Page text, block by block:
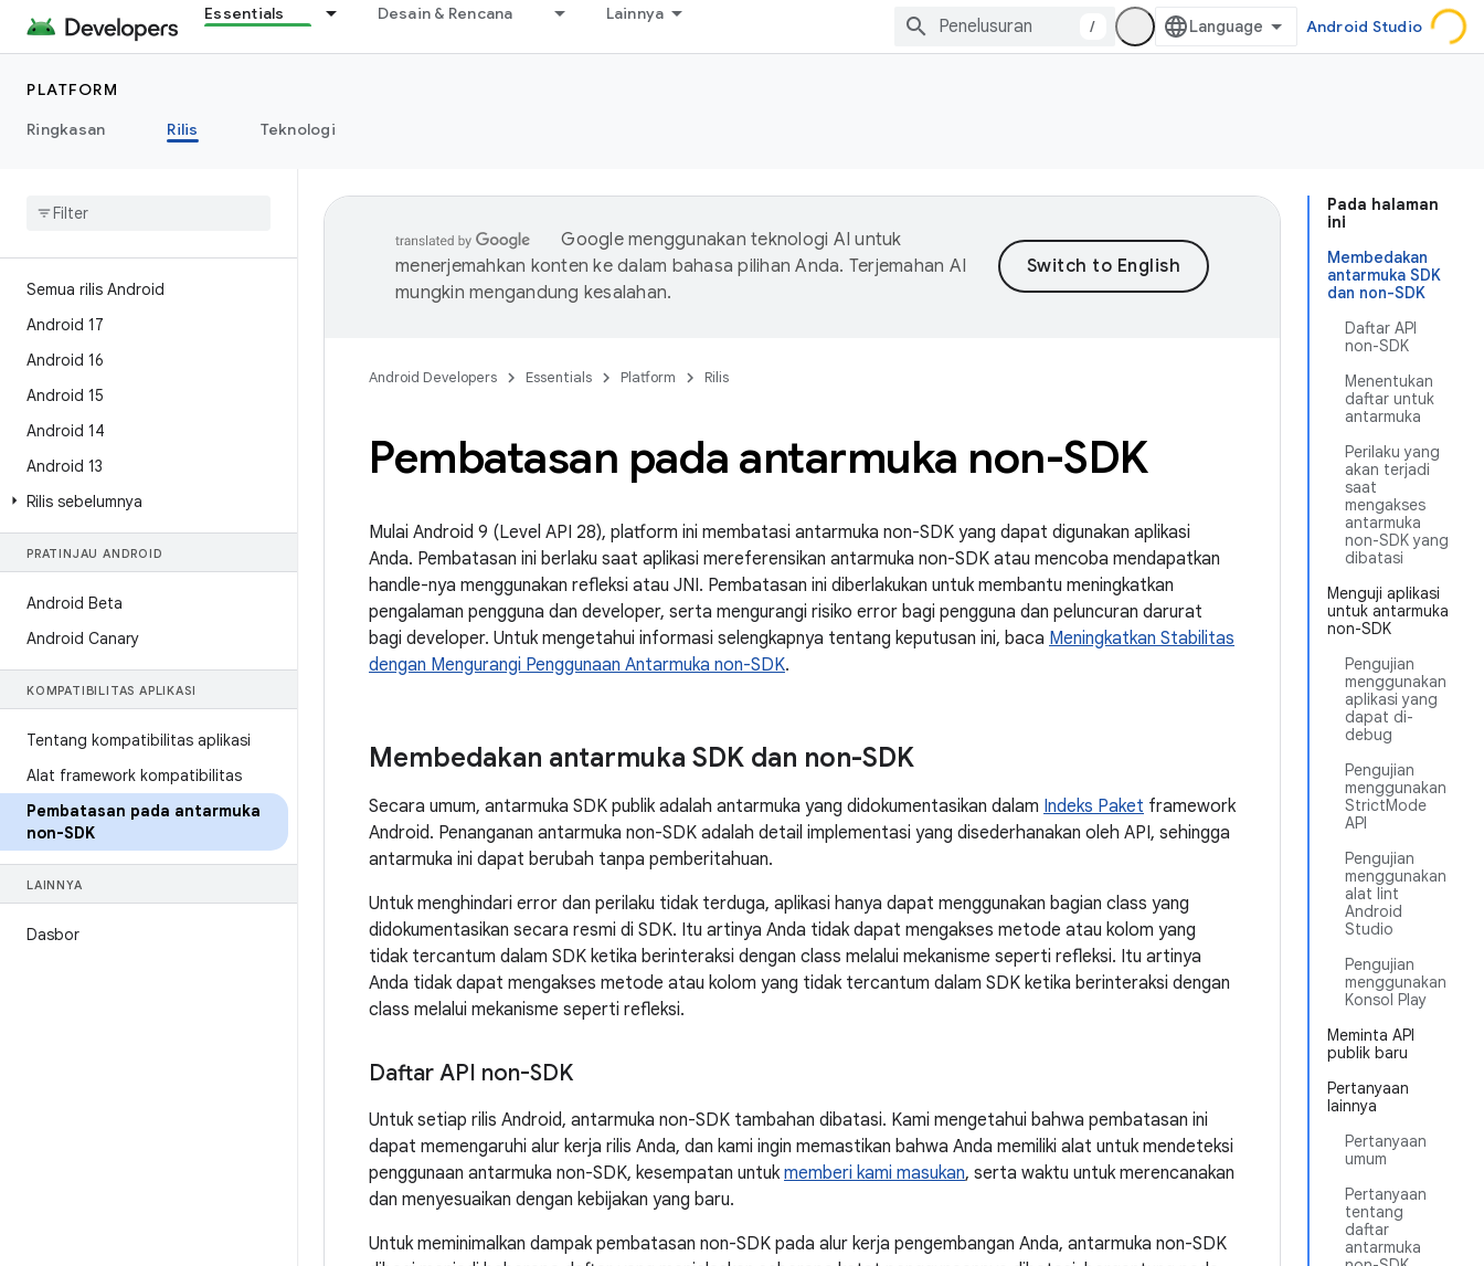
Essentials Desain & Rencana Lainnya
/ Android Studio
PLATFORM
Ringkasan
Rilis Teknologi
Semua rilis Android
Android 17
Android 16
Android 15
Android 14
Android 13
Rilis sebelumnya
PRATINJAU ANDROID
Android Beta
Android Canary
KOMPATIBILITAS APLIKASI
Tentang kompatibilitas aplikasi
Alat framework kompatibilitas
Pembatasan pada antarmuka
non-SDK
LAINNYA
Dasbor
Pada halaman
ini
Membedakan
antarmuka SDK
dan non-SDK
Daftar API
non-SDK
Menentukan
daftar untuk
antarmuka
Perilaku yang
akan terjadi
saat
mengakses
antarmuka
non-SDK yang
dibatasi
Menguji aplikasi
untuk antarmuka
non-SDK
Pengujian
menggunakan
aplikasi yang
dapat di-
debug
Pengujian
menggunakan
StrictMode
API
Pengujian
menggunakan
alat lint
Android
Studio
Pengujian
menggunakan
Konsol Play
Meminta API
publik baru
Pertanyaan
lainnya
Pertanyaan
umum
Pertanyaan
tentang
daftar
antarmuka
Google menggunakan teknologi AI untuk
menerjemahkan konten ke dalam bahasa pilihan Anda. Terjemahan AI
mungkin mengandung kesalahan.
Android Developers Essentials Platform Rilis
Pembatasan pada antarmuka non-SDK
Mulai Android 9 (Level API 28), platform ini membatasi antarmuka non-SDK yang dapat digunakan aplikasi
Anda. Pembatasan ini berlaku saat aplikasi mereferensikan antarmuka non-SDK atau mencoba mendapatkan
handle-nya menggunakan refleksi atau JNI. Pembatasan ini diberlakukan untuk membantu meningkatkan
pengalaman pengguna dan developer, serta mengurangi risiko error bagi pengguna dan peluncuran darurat
bagi developer. Untuk mengetahui informasi selengkapnya tentang keputusan ini, baca Meningkatkan Stabilitas
dengan Mengurangi Penggunaan Antarmuka non-SDK.
Membedakan antarmuka SDK dan non-SDK
Secara umum, antarmuka SDK publik adalah antarmuka yang didokumentasikan dalam Indeks Paket framework
Android. Penanganan antarmuka non-SDK adalah detail implementasi yang disederhanakan oleh API, sehingga
antarmuka ini dapat berubah tanpa pemberitahuan.
Untuk menghindari error dan perilaku tidak terduga, aplikasi hanya dapat menggunakan bagian class yang
didokumentasikan secara resmi di SDK. Itu artinya Anda tidak dapat mengakses metode atau kolom yang
tidak tercantum dalam SDK ketika berinteraksi dengan class melalui mekanisme seperti refleksi. Itu artinya
Anda tidak dapat mengakses metode atau kolom yang tidak tercantum dalam SDK ketika berinteraksi dengan
class melalui mekanisme seperti refleksi.
Daftar API non-SDK
Untuk setiap rilis Android, antarmuka non-SDK tambahan dibatasi. Kami mengetahui bahwa pembatasan ini
dapat memengaruhi alur kerja rilis Anda, dan kami ingin memastikan bahwa Anda memiliki alat untuk mendeteksi
penggunaan antarmuka non-SDK, kesempatan untuk memberi kami masukan, serta waktu untuk merencanakan
dan menyesuaikan dengan kebijakan yang baru.
Untuk meminimalkan dampak pembatasan non-SDK pada alur kerja pengembangan Anda, antarmuka non-SDK